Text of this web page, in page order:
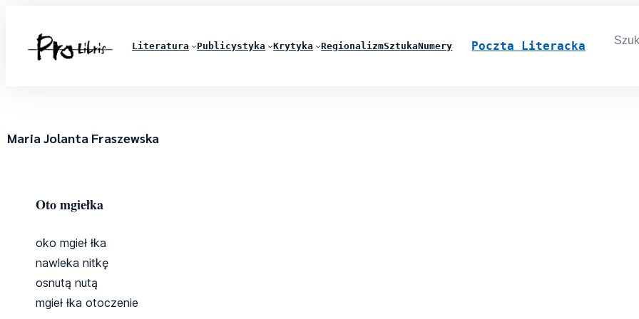
Literatura Publicystyka Krytyka RegionalizmSztukaNumery Poczta Literacka
for:
Maria Jolanta Fraszewska
Oto mgiełka
oko mgieł łka
nawleka nitkę
osnutą nutą
mgieł łka otoczenie